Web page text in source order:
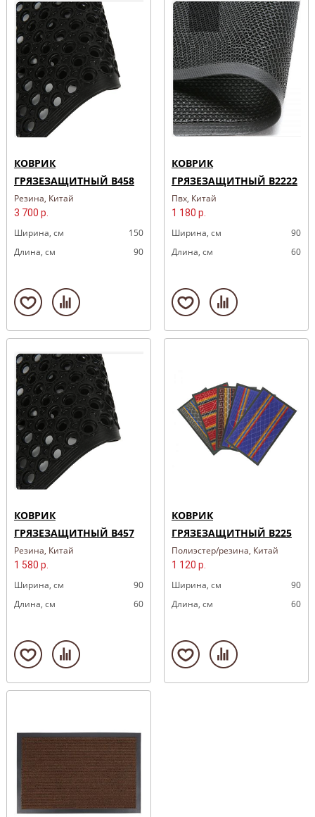
КОВРИК
ГРЯЗЕЗАЩИТНЫЙ B458
Резина, Китай
3 700 р.
Ширина, cм
150
Длина, cм
90
КОВРИК
ГРЯЗЕЗАЩИТНЫЙ B2222
Пвх, Китай
1 180 р.
Ширина, cм
90
Длина, cм
60
КОВРИК
ГРЯЗЕЗАЩИТНЫЙ B457
Резина, Китай
1 580 р.
Ширина, cм
90
Длина, cм
60
КОВРИК
ГРЯЗЕЗАЩИТНЫЙ B225
Полиэстер/резина, Китай
1 120 р.
Ширина, cм
90
Длина, cм
60